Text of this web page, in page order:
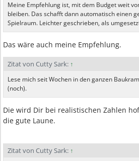
Meine Empfehlung ist, mit dem Budget weit
bleiben. Das schafft dann automatisch einen
Spielraum. Leichter geschrieben, als
Das wäre auch meine Empfehlung.
Zitat von Cutty Sark: ↑
Lese mich seit Wochen in den ganzen
(noch).
Die wird Dir bei realistischen Zahlen
die gute Laune.
Zitat von Cutty Sark: ↑